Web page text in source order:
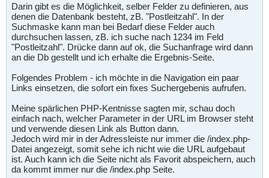
Darin gibt es die Möglichkeit, selber Felder zu definieren, aus
denen die Datenbank besteht, zB. "Postleitzahl". In der
Suchmaske kann man bei Bedarf diese Felder auch
durchsuchen lassen, zB. ich suche nach 1234 im Feld
"Postleitzahl". Drücke dann auf ok, die Suchanfrage wird dann
an die Db gestellt und ich erhalte die Ergebnis-Seite.
Folgendes Problem - ich möchte in die Navigation ein paar
Links einsetzen, die sofort ein fixes Suchergebenis aufrufen.
Meine spärlichen PHP-Kentnisse sagten mir, schau doch
einfach nach, welcher Parameter in der URL im Browser steht
und verwende diesen Link als Button dann.
Jedoch wird mir in der Adressleiste nur immer die /index.php-
Datei angezeigt, somit sehe ich nicht wie die URL aufgebaut
ist. Auch kann ich die Seite nicht als Favorit abspeichern, auch
da kommt immer nur die /index.php Seite.